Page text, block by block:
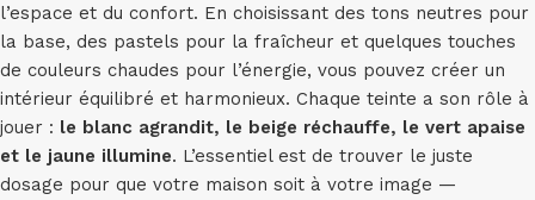
l’espace et du confort. En choisissant des tons neutres pour
la base, des pastels pour la fraîcheur et quelques touches
de couleurs chaudes pour l’énergie, vous pouvez créer un
intérieur équilibré et harmonieux. Chaque teinte a son rôle à
jouer : le blanc agrandit, le beige réchauffe, le vert apaise
et le jaune illumine. L’essentiel est de trouver le juste
dosage pour que votre maison soit à votre image —